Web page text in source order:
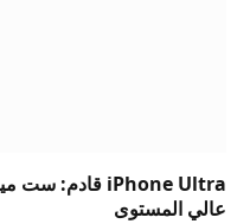
عالي المستوى